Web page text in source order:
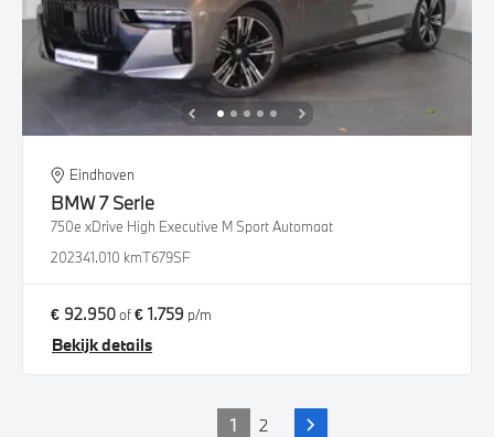
Eindhoven
BMW7 Serie
750e xDrive High Executive M Sport Automaat
202341.010 kmT679SF
€ 92.950of€ 1.759 p/m
Bekijk details
1 2